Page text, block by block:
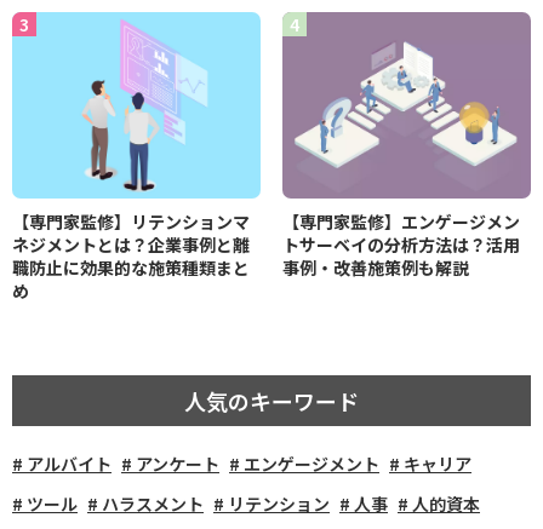
【専門家監修】リテンションマ
ネジメントとは？企業事例と離
職防止に効果的な施策種類まと
め
【専門家監修】エンゲージメン
トサーベイの分析方法は？活用
事例・改善施策例も解説
人気のキーワード
アルバイト アンケート エンゲージメント
キャリア
ツール
ハラスメント リテンション 人事
人的資本